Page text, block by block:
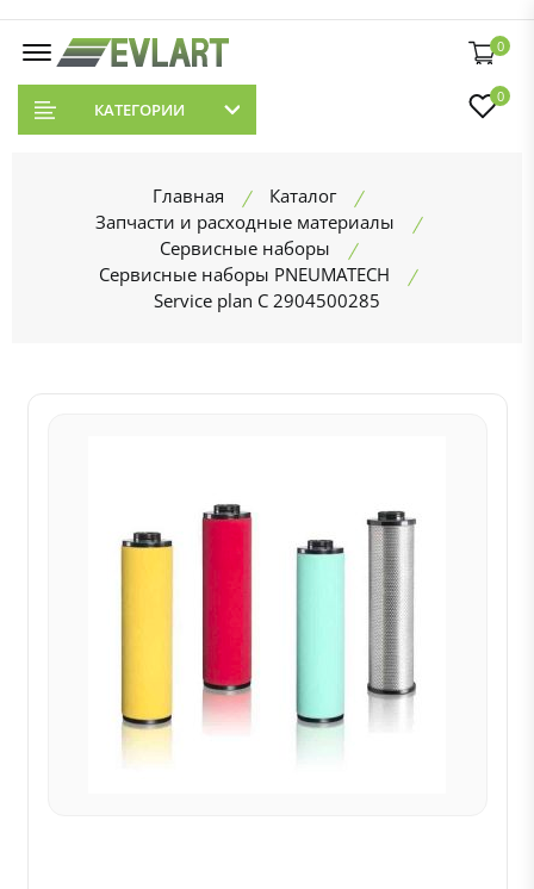
0
КАТЕГОРИИ
0
Главная
Каталог
Запчасти и расходные материалы
Сервисные наборы
Сервисные наборы PNEUMATECH
Service plan C 2904500285